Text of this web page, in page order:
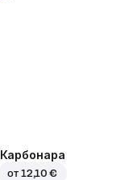
Карбонара
от 12,10 €